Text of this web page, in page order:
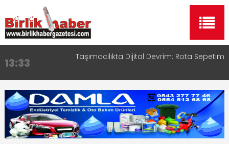
13:33 Taşımacılıkta Dijital Devrim: Rota Sepetim
17:15
16:00
Aksaray Esnaf Rehberi ile Google ve Yapay Zeka
Aramalarında Öne Çıkın
8:23 Aksaray Esnaf Rehberi Hizmete Girdi